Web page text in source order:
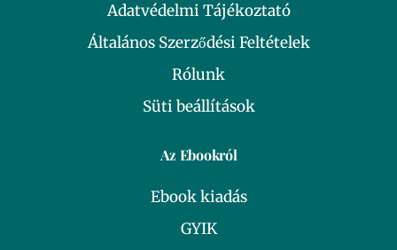
Adatvédelmi Tájékoztató
Általános Szerződési Feltételek
Rólunk
Süti beállítások
Az Ebookról
Ebook kiadás
GYIK